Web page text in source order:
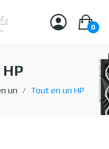
0
un Tout en un HP